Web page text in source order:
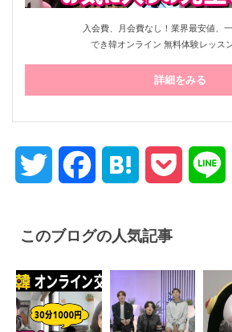
入会費、月会費なし！業界最安値、一
でき韓オンライン 無料体験レッス
詳細をみる
Twitter FacebookHatena Pocket
このブログの人気記事